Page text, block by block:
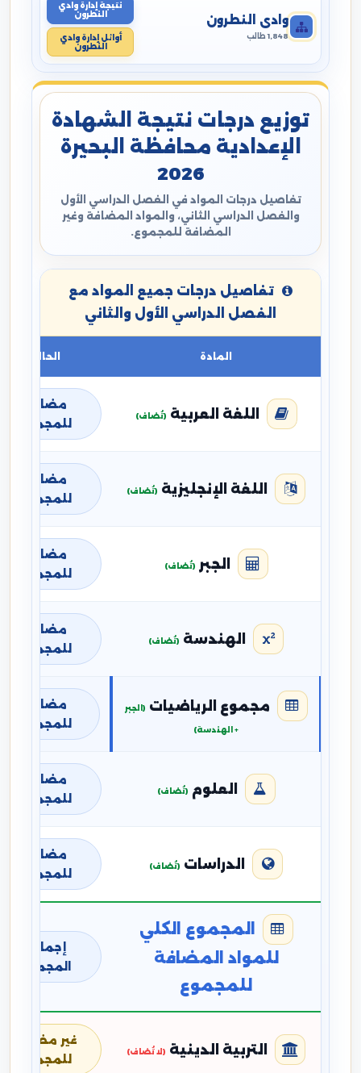
وادي النطرون
1,848 طالب
نتيجة إدارة وادي
النطرون
أوائل إدارة وادي
النطرون
توزيع درجات نتيجة الشهادة
الإعدادية محافظة البحيرة
2026
تفاصيل درجات المواد في الفصل الدراسي الأول
والفصل الدراسي الثاني، والمواد المضافة وغير
المضافة للمجموع.
تفاصيل درجات جميع المواد مع
الفصل الدراسي الأول والثاني
المادة الحالة
اللغة العربية (تُضاف)
مضافة
للمجموع
اللغة الإنجليزية (تُضاف)
مضافة
للمجموع
الجبر (تُضاف)
مضافة
للمجموع
الهندسة (تُضاف)
مضافة
للمجموع
مجموع الرياضيات (الجبر
+ الهندسة)
مضافة
للمجموع
العلوم (تُضاف)
مضافة
للمجموع
الدراسات (تُضاف)
مضافة
للمجموع
المجموع الكلي
للمواد المضافة
للمجموع
إجمالي
المجموع
التربية الدينية (لا تُضاف)
غير مضافة
للمجموع